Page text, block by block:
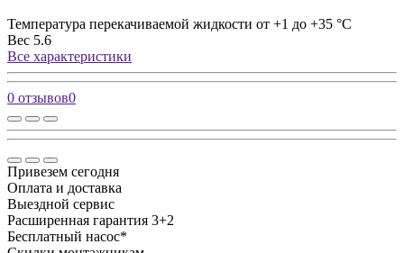
Температура перекачиваемой жидкости от +1 до +35 °C
Вес 5.6
Все характеристики
0 отзывов0
Привезем сегодня
Оплата и доставка
Выездной сервис
Расширенная гарантия 3+2
Бесплатный насос*